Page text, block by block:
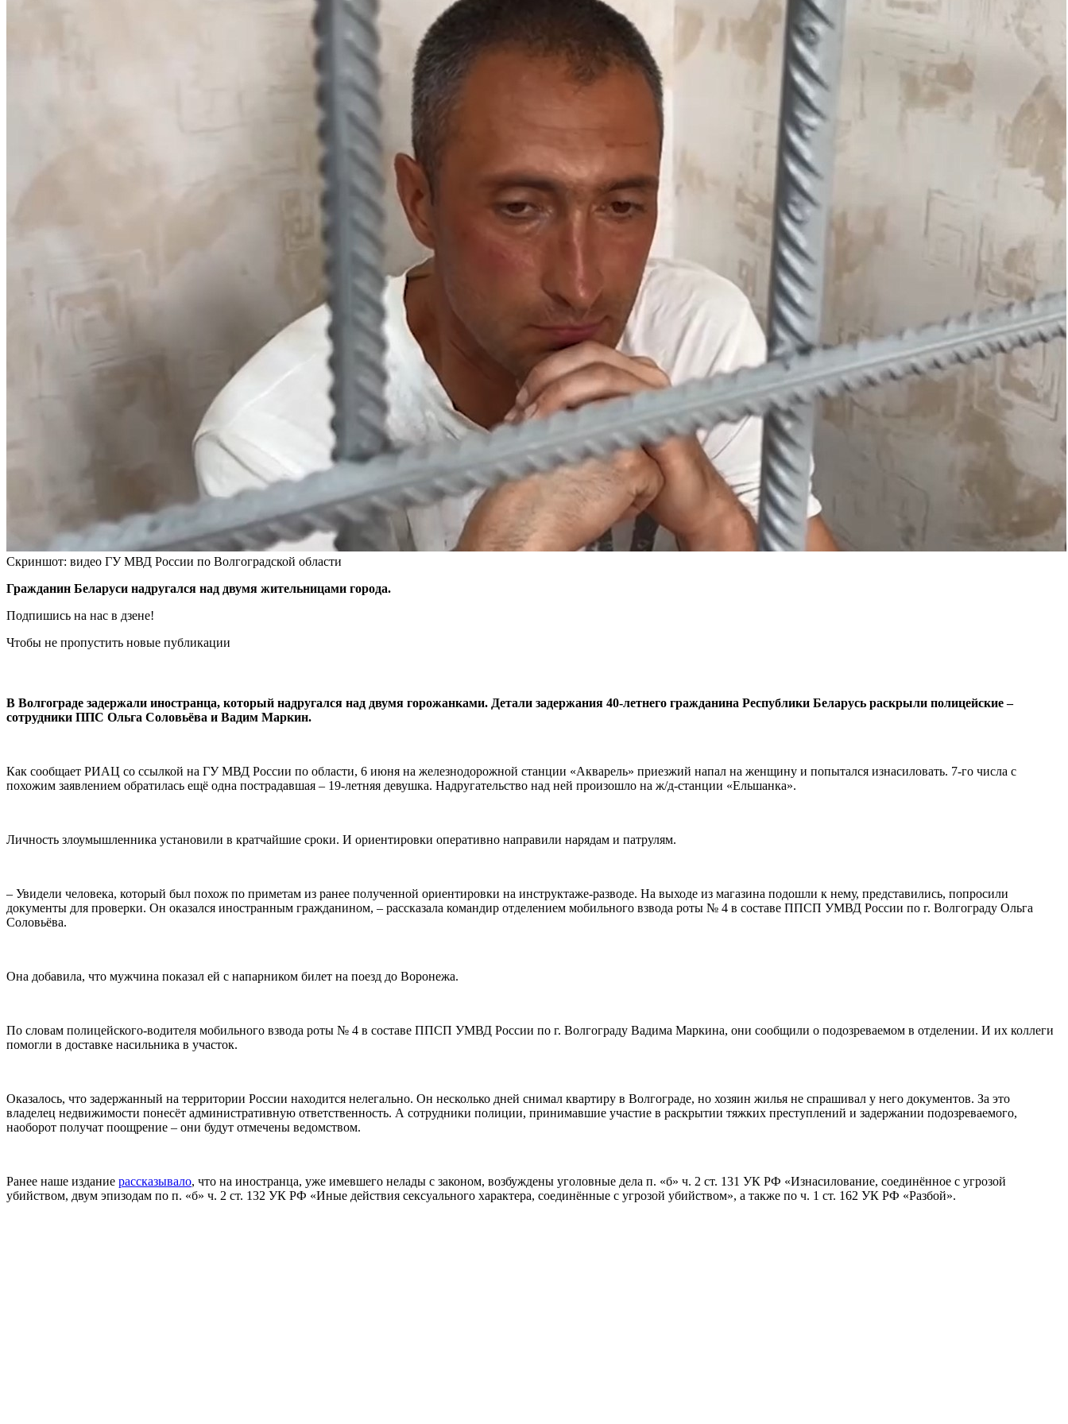
Скриншот: видео ГУ МВД России по Волгоградской области
Гражданин Беларуси надругался над двумя жительницами города.
Подпишись на нас в дзене!
Чтобы не пропустить новые публикации
В Волгограде задержали иностранца, который надругался над двумя горожанками. Детали задержания 40-летнего гражданина Республики Беларусь раскрыли полицейские –
сотрудники ППС Ольга Соловьёва и Вадим Маркин.
Как сообщает РИАЦ со ссылкой на ГУ МВД России по области, 6 июня на железнодорожной станции «Акварель» приезжий напал на женщину и попытался изнасиловать. 7-го числа с
похожим заявлением обратилась ещё одна пострадавшая – 19-летняя девушка. Надругательство над ней произошло на ж/д-станции «Ельшанка».
Личность злоумышленника установили в кратчайшие сроки. И ориентировки оперативно направили нарядам и патрулям.
– Увидели человека, который был похож по приметам из ранее полученной ориентировки на инструктаже-разводе. На выходе из магазина подошли к нему, представились, попросили
документы для проверки. Он оказался иностранным гражданином, – рассказала командир отделением мобильного взвода роты № 4 в составе ППСП УМВД России по г. Волгограду Ольга
Соловьёва.
Она добавила, что мужчина показал ей с напарником билет на поезд до Воронежа.
По словам полицейского-водителя мобильного взвода роты № 4 в составе ППСП УМВД России по г. Волгограду Вадима Маркина, они сообщили о подозреваемом в отделении. И их коллеги
помогли в доставке насильника в участок.
Оказалось, что задержанный на территории России находится нелегально. Он несколько дней снимал квартиру в Волгограде, но хозяин жилья не спрашивал у него документов. За это
владелец недвижимости понесёт административную ответственность. А сотрудники полиции, принимавшие участие в раскрытии тяжких преступлений и задержании подозреваемого,
наоборот получат поощрение – они будут отмечены ведомством.
Ранее наше издание рассказывало, что на иностранца, уже имевшего нелады с законом, возбуждены уголовные дела п. «б» ч. 2 ст. 131 УК РФ «Изнасилование, соединённое с угрозой
убийством, двум эпизодам по п. «б» ч. 2 ст. 132 УК РФ «Иные действия сексуального характера, соединённые с угрозой убийством», а также по ч. 1 ст. 162 УК РФ «Разбой».